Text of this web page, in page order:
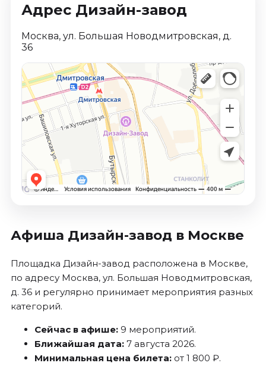
Адрес Дизайн-завод
Москва, ул. Большая Новодмитровская, д.
36
Афиша Дизайн-завод в Москве
Площадка Дизайн-завод расположена в Москве,
по адресу Москва, ул. Большая Новодмитровская,
д. 36 и регулярно принимает мероприятия разных
категорий.
Сейчас в афише:9 мероприятий.
Ближайшая дата:7 августа 2026.
Минимальная цена билета:от 1 800 ₽.